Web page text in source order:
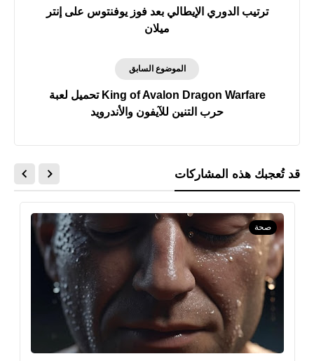
ترتيب الدوري الإيطالي بعد فوز يوفنتوس على إنتر
ميلان
الموضوع السابق
King of Avalon Dragon Warfare تحميل لعبة
حرب التنين للآيفون والأندرويد
قد تُعجبك هذه المشاركات
صحة